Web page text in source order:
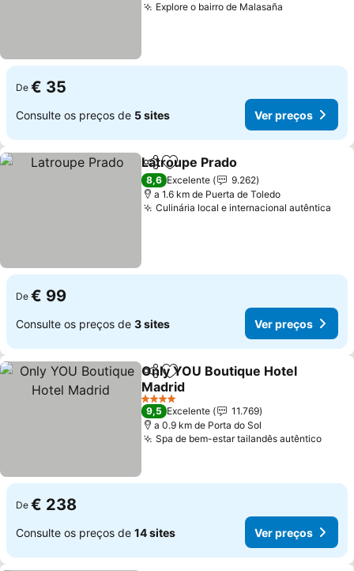
Explore o bairro de Malasaña
De € 35
Consulte os preços de 5 sites Ver preços
PartilharAdicionar aos favoritos
Latroupe Prado
8,6 Excelente
9.262
a 1.6 km de Puerta de Toledo
Culinária local e internacional autêntica
De € 99
Consulte os preços de 3 sites Ver preços
PartilharAdicionar aos favoritos
Only YOU Boutique Hotel
Madrid
Ver preços
4 Estrelas
9,5 Excelente
11.769
a 0.9 km de Porta do Sol
Spa de bem-estar tailandês autênticoVer
De € 238
Consulte os preços de 14 sites Ver preços